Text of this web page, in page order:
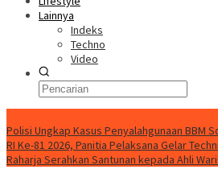
Lainnya
Indeks
Techno
Video
Polisi Ungkap Kasus Penyalahgunaan BBM
RI Ke-81 2026, Panitia Pelaksana Gelar
Raharja Serahkan Santunan kepada Ahli